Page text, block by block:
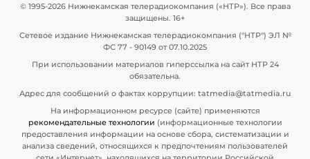
© 1995-2026 Нижнекамская телерадиокомпания («НТР»). Все права
защищены. 16+
Сетевое издание Нижнекамская телерадиокомпания ("НТР") ЭЛ №
ФС 77 - 90149 от 07.10.2025
При использовании материалов гиперссылка на сайт НТР 24
обязательна.
Адрес для сообщений о фактах коррупции: tatmedia@tatmedia.ru
На информационном ресурсе (сайте) применяются
рекомендательные технологии (информационные технологии
предоставления информации на основе сбора, систематизации и
анализа сведений, относящихся к предпочтениям пользователей